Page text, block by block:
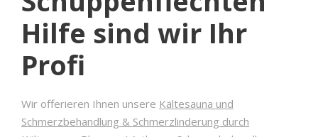
Hilfe sind wir Ihr
Profi
Wir offerieren Ihnen unsere Kältesauna und
Schmerzbehandlung & Schmerzlinderung durch